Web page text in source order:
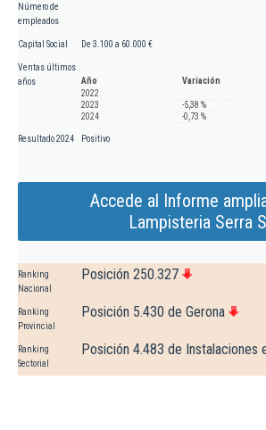
Número de
empleados
Capital Social De 3.100 a 60.000 €
Ventas últimos
años
Año
Variación
2022
2023
-5,38 %
2024
-0,73 %
Resultado 2024 Positivo
Accede al Informe
Lampisteria Serra
Ranking
Nacional
Posición 250.327
Ranking
Provincial
Posición 5.430 de Gerona
Ranking
Sectorial
Posición 4.483 de Instalaciones